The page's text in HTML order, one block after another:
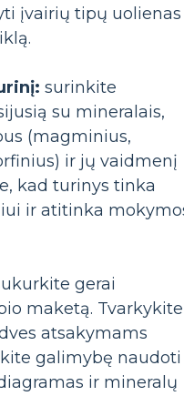
įvairių tipų uolienas
surinkite
su mineralais,
(magminius,
ir jų vaidmenį
kad turinys tinka
ir atitinka
gerai
maketą. Tvarkykite
atsakymams
galimybę naudoti
ir mineralų